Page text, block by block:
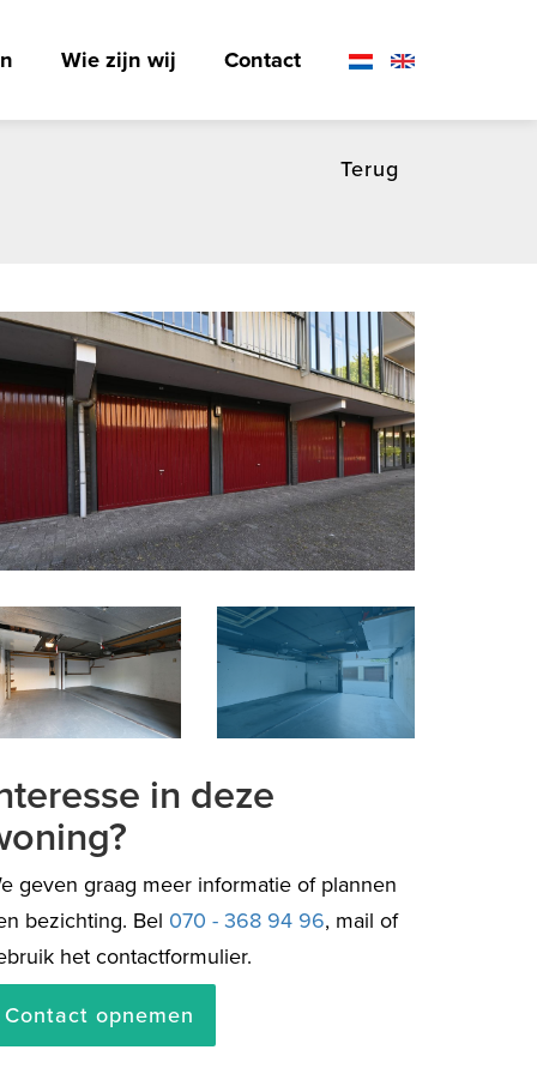
Wie zijn wij Contact
Terug
in deze
geven graag meer informatie of plannen
bezichting. Bel 070 - 368 94 96, mail of
het contactformulier.
Contact opnemen